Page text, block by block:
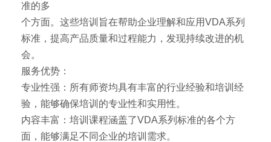
准的多
个方面。这些培训旨在帮助企业理解和应用VDA系列
标准，提高产品质量和过程能力，发现持续改进的机
会。
服务优势：
专业性强：所有师资均具有丰富的行业经验和培训经
验，能够确保培训的专业性和实用性。
内容丰富：培训课程涵盖了VDA系列标准的各个方
面，能够满足不同企业的培训需求。